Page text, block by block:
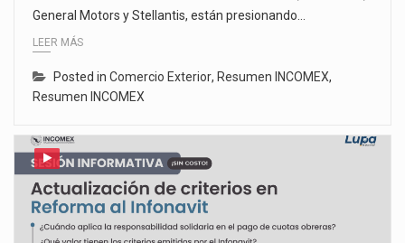
General Motors y Stellantis, están presionando…
LEER MÁS
Posted in Comercio Exterior, Resumen INCOMEX,
Resumen INCOMEX